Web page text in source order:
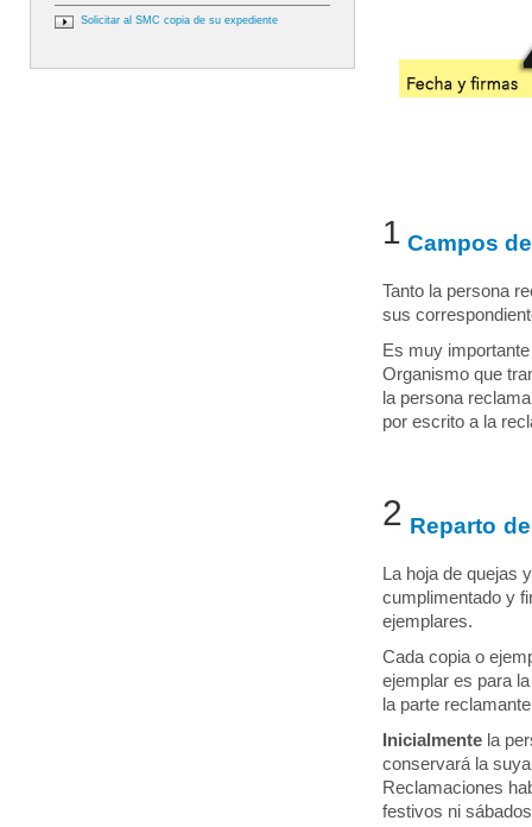
Solicitar al SMC copia de su expediente
1 Campos
Tanto la persona
sus
Es muy
Organismo que
la persona
por escrito a la
2 Reparto
La hoja de quejas
cumplimentado y
ejemplares.
Cada copia o
ejemplar es para
la parte
Inicialmente la
conservará la
Reclamaciones
festivos ni